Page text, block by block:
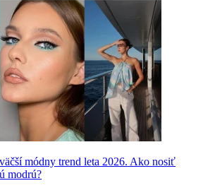
módny trend leta 2026. Ako nosiť
modrú?